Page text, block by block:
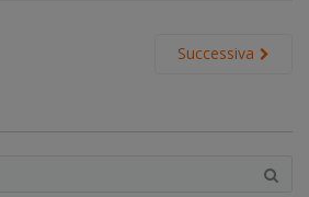
Successiva